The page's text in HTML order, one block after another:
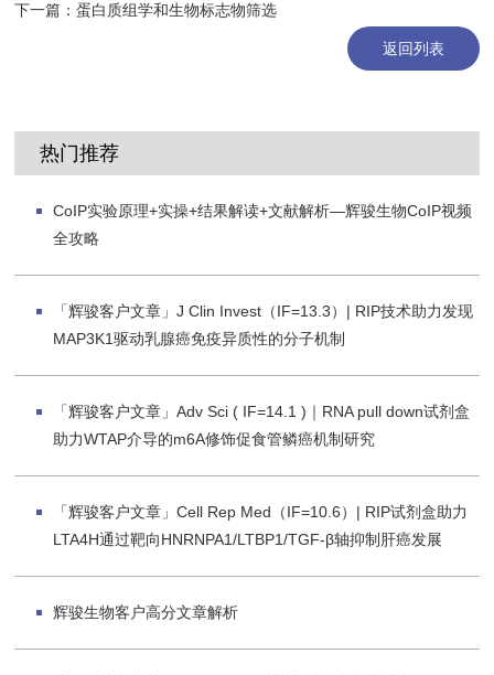
下一篇：蛋白质组学和生物标志物筛选
返回列表
热门推荐
CoIP实验原理+实操+结果解读+文献解析—辉骏生物CoIP视频
全攻略
「辉骏客户文章」J Clin Invest（IF=13.3）| RIP技术助力发现
MAP3K1驱动乳腺癌免疫异质性的分子机制
「辉骏客户文章」Adv Sci ( IF=14.1 )｜RNA pull down试剂盒
助力WTAP介导的m6A修饰促食管鳞癌机制研究
「辉骏客户文章」Cell Rep Med（IF=10.6）| RIP试剂盒助力
LTA4H通过靶向HNRNPA1/LTBP1/TGF-β轴抑制肝癌发展
辉骏生物客户高分文章解析